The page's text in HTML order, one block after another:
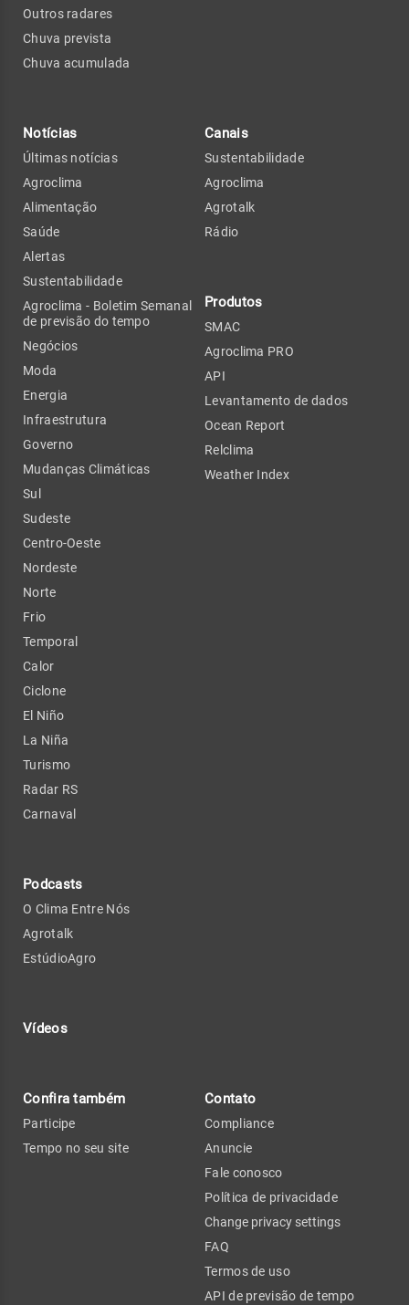
Outros radares
Chuva prevista
Chuva acumulada
Notícias
Últimas notícias
Agroclima
Alimentação
Saúde
Alertas
Sustentabilidade
Agroclima - Boletim Semanal
de previsão do tempo
Negócios
Moda
Energia
Infraestrutura
Governo
Mudanças Climáticas
Sul
Sudeste
Centro-Oeste
Nordeste
Norte
Frio
Temporal
Calor
Ciclone
El Niño
La Niña
Turismo
Radar RS
Carnaval
Podcasts
O Clima Entre Nós
Agrotalk
EstúdioAgro
Vídeos
Canais
Sustentabilidade
Agroclima
Agrotalk
Rádio
Produtos
SMAC
Agroclima PRO
API
Levantamento de dados
Ocean Report
Relclima
Weather Index
Confira também
Participe
Tempo no seu site
Contato
Compliance
Anuncie
Fale conosco
Política de privacidade
Change privacy settings
FAQ
Termos de uso
API de previsão de tempo